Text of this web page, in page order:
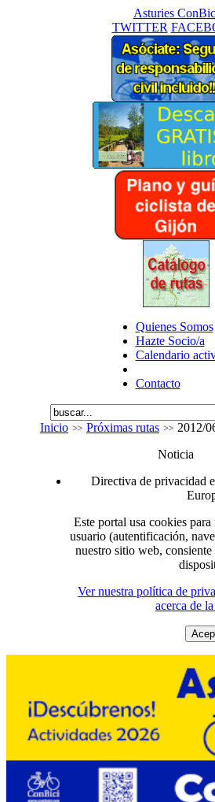
Asturies
TWITTER
Quienes Somos
Hazte Socio/a
Calendario
Contacto
Inicio Próximas rutas
2012/
Noticia
Directiva de privacidad
Este portal usa cookies
usuario (autentificación,
nuestro sitio web, consiente
Ver nuestra política de
acerca de